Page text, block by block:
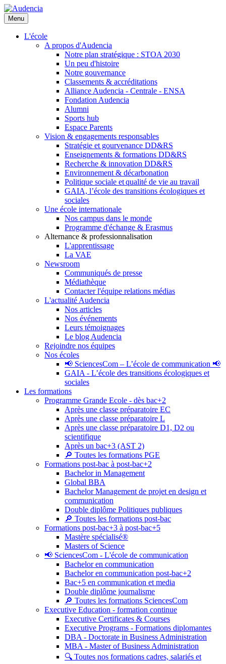
Aller
au
contenu
principal
Menu
L'école
A propos d'Audencia
Notre plan stratégique : STOA 2030
Un peu d'histoire
Notre gouvernance
Classements & accréditations
Alliance Audencia - Centrale - ENSA
Fondation Audencia
Alumni
Sports hub
Espace Parents
Vision & engagements responsables
Stratégie et gourvenance DD&RS
Enseignements & formations DD&RS
Recherche & innovation DD&RS
Environnement & décarbonation
Politique sociale et qualité de vie au travail
GAIA, l’école des transitions écologiques et
sociales
Une école internationale
Nos campus dans le monde
Programme d'échange & Erasmus
Alternance & professionnalisation
L'apprentissage
La VAE
Newsroom
Communiqués de presse
Médiathèque
Contacter l'équipe relations médias
L'actualité Audencia
Nos articles
Nos événements
Leurs témoignages
Le blog Audencia
Rejoindre nos équipes
Nos écoles
📢 SciencesCom – L’école de communication 📢
GAIA - L’école des transitions écologiques et
sociales
Les formations
Programme Grande Ecole - dès bac+2
Après une classe préparatoire EC
Après une classe préparatoire L
Après une classe préparatoire D1, D2 ou
scientifique
Après un bac+3 (AST 2)
🔎 Toutes les formations PGE
Formations post-bac à post-bac+2
Bachelor in Management
Global BBA
Bachelor Management de projet en design et
communication
Double diplôme Politiques publiques
🔎 Toutes les formations post-bac
Formations post-bac+3 à post-bac+5
Mastère spécialisé®
Masters of Science
📢 SciencesCom - L'école de communication
Bachelor en communication
Bachelor en communication post-bac+2
Bac+5 en communication et media
Double diplôme journalisme
🔎 Toutes les formations SciencesCom
Executive Education - formation continue
Executive Certificates & Courses
Executive Programs - Formations diplomantes
DBA - Doctorate in Business Administration
MBA - Master of Business Administration
🔍 Toutes nos formations cadres, salariés et